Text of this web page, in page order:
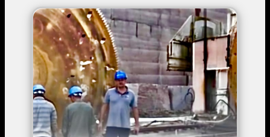
Image